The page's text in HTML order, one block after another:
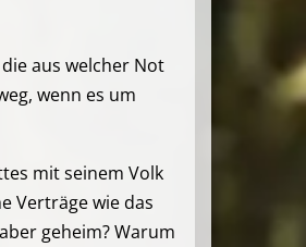
aus welcher Not
wenn es um
mit seinem Volk
Verträge wie das
geheim? Warum